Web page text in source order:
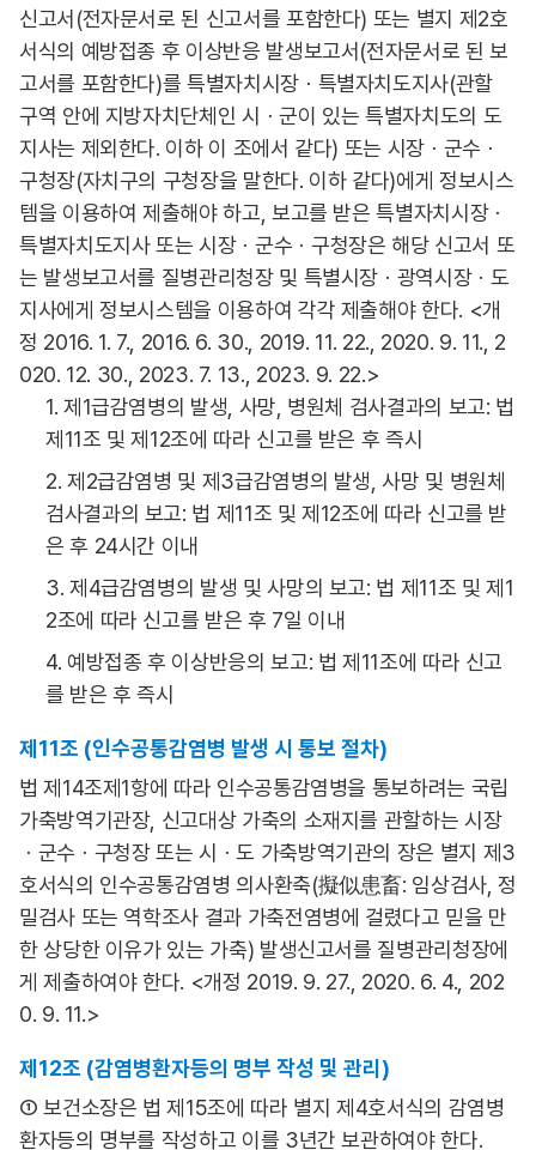
신고서(전자문서로 된 신고서를 포함한다) 또는 별지 제2호
서식의 예방접종 후 이상반응 발생보고서(전자문서로 된 보
고서를 포함한다)를 특별자치시장ㆍ특별자치도지사(관할
구역 안에 지방자치단체인 시ㆍ군이 있는 특별자치도의 도
지사는 제외한다. 이하 이 조에서 같다) 또는 시장ㆍ군수ㆍ
구청장(자치구의 구청장을 말한다. 이하 같다)에게 정보시스
템을 이용하여 제출해야 하고, 보고를 받은 특별자치시장ㆍ
특별자치도지사 또는 시장ㆍ군수ㆍ구청장은 해당 신고서 또
는 발생보고서를 질병관리청장 및 특별시장ㆍ광역시장ㆍ도
지사에게 정보시스템을 이용하여 각각 제출해야 한다. <개
정 2016. 1. 7., 2016. 6. 30., 2019. 11. 22., 2020. 9. 11., 2
020. 12. 30., 2023. 7. 13., 2023. 9. 22.>
1. 제1급감염병의 발생, 사망, 병원체 검사결과의 보고: 법
제11조 및 제12조에 따라 신고를 받은 후 즉시
2. 제2급감염병 및 제3급감염병의 발생, 사망 및 병원체
검사결과의 보고: 법 제11조 및 제12조에 따라 신고를 받
은 후 24시간 이내
3. 제4급감염병의 발생 및 사망의 보고: 법 제11조 및 제1
2조에 따라 신고를 받은 후 7일 이내
4. 예방접종 후 이상반응의 보고: 법 제11조에 따라 신고
를 받은 후 즉시
제11조 (인수공통감염병 발생 시 통보 절차)
법 제14조제1항에 따라 인수공통감염병을 통보하려는 국립
가축방역기관장, 신고대상 가축의 소재지를 관할하는 시장
ㆍ군수ㆍ구청장 또는 시ㆍ도 가축방역기관의 장은 별지 제3
호서식의 인수공통감염병 의사환축(擬似患畜: 임상검사, 정
밀검사 또는 역학조사 결과 가축전염병에 걸렸다고 믿을 만
한 상당한 이유가 있는 가축) 발생신고서를 질병관리청장에
게 제출하여야 한다. <개정 2019. 9. 27., 2020. 6. 4., 202
0. 9. 11.>
제12조 (감염병환자등의 명부 작성 및 관리)
① 보건소장은 법 제15조에 따라 별지 제4호서식의 감염병
환자등의 명부를 작성하고 이를 3년간 보관하여야 한다.